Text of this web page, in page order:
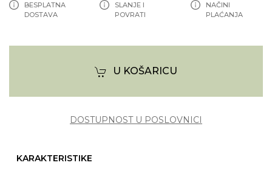
BESPLATNA
DOSTAVA
SLANJE I
POVRATI
NAČINI
PLAĆANJA
U KOŠARICU
DOSTUPNOST U POSLOVNICI
KARAKTERISTIKE